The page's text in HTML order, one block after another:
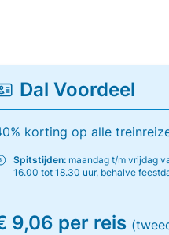
Dal Voordeel
korting op alle
Spitstijden: maandag t/m vrijdag
16.00 tot 18.30 uur, behalve
9,06 per reis